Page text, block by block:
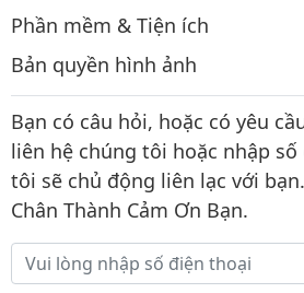
Phần mềm & Tiện ích
Bản quyền hình ảnh
Bạn có câu hỏi, hoặc có yêu
liên hệ chúng tôi hoặc nhập
tôi sẽ chủ động liên lạc với bạn.
Chân Thành Cảm Ơn Bạn.